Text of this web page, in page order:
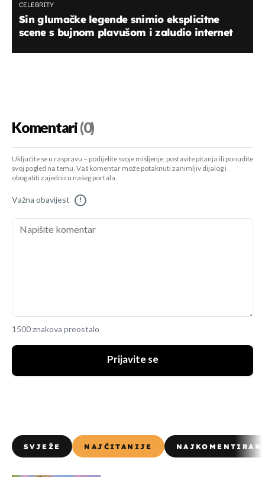
CELEBRITY
Sin glumačke legende snimio eksplicitne
scene s bujnom plavušom i zaludio internet
Komentari(0)
Uključite se u raspravu – podijelite svoje mišljenje, postavite pitanja ili ponudite
svoj pogled na temu. Vaš komentar može potaknuti zanimljiv dijalog i
obogatiti zajednicu našeg portala.
Važna obavijest !
1500 znakova preostalo
Prijavite se
SVJEŽE NAJČITANIJE